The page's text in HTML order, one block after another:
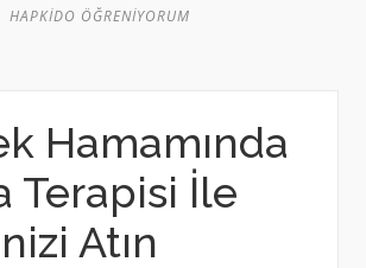
HAPKIDO ÖĞRENIYORUM
Hamamında
Terapisi İle
Atın